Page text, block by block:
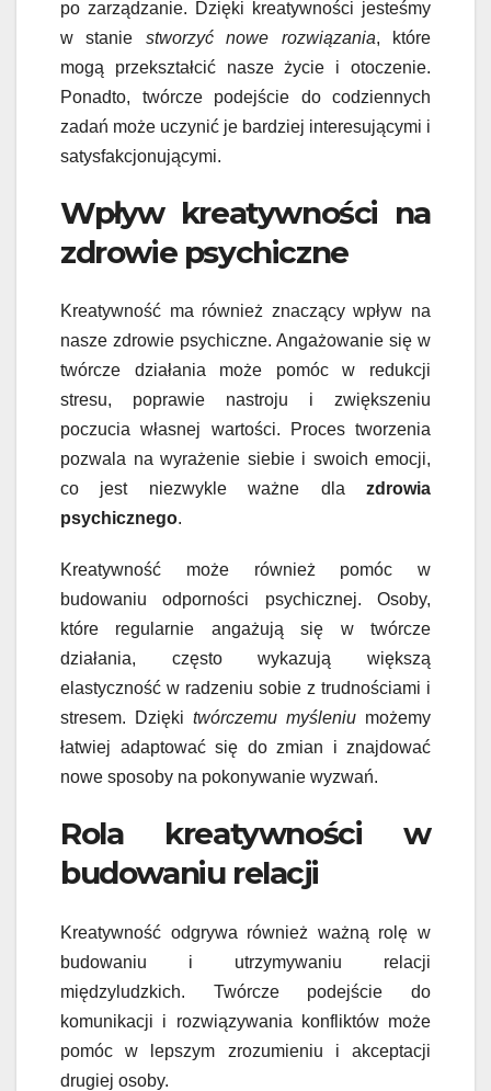
po zarządzanie. Dzięki kreatywności jesteśmy
w stanie stworzyć nowe rozwiązania, które
mogą przekształcić nasze życie i otoczenie.
Ponadto, twórcze podejście do codziennych
zadań może uczynić je bardziej interesującymi i
satysfakcjonującymi.
Wpływ kreatywności na
zdrowie psychiczne
Kreatywność ma również znaczący wpływ na
nasze zdrowie psychiczne. Angażowanie się w
twórcze działania może pomóc w redukcji
stresu, poprawie nastroju i zwiększeniu
poczucia własnej wartości. Proces tworzenia
pozwala na wyrażenie siebie i swoich emocji,
co jest niezwykle ważne dla zdrowia
psychicznego.
Kreatywność może również pomóc w
budowaniu odporności psychicznej. Osoby,
które regularnie angażują się w twórcze
działania, często wykazują większą
elastyczność w radzeniu sobie z trudnościami i
stresem. Dzięki twórczemu myśleniu możemy
łatwiej adaptować się do zmian i znajdować
nowe sposoby na pokonywanie wyzwań.
Rola kreatywności w
budowaniu relacji
Kreatywność odgrywa również ważną rolę w
budowaniu i utrzymywaniu relacji
międzyludzkich. Twórcze podejście do
komunikacji i rozwiązywania konfliktów może
pomóc w lepszym zrozumieniu i akceptacji
drugiej osoby.